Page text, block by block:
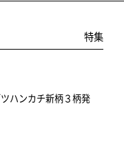
特集
ハンカチ新柄３柄発